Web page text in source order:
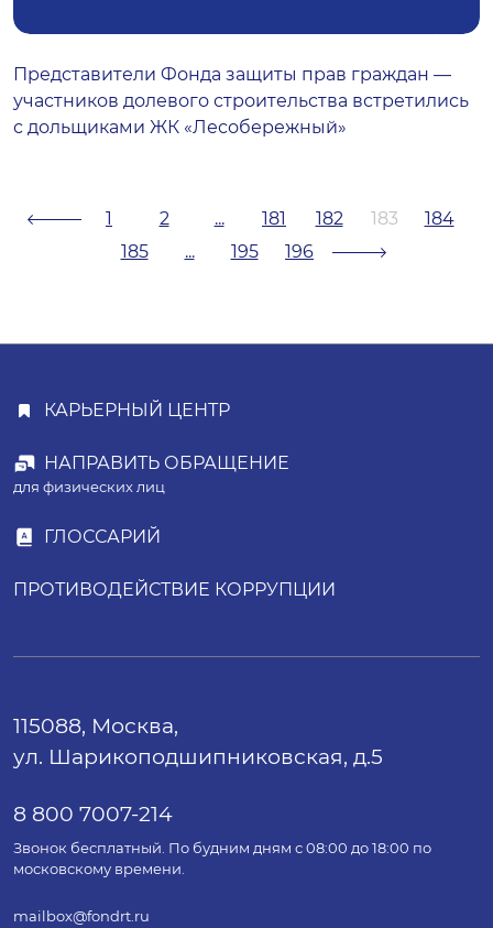
Представители Фонда защиты прав граждан —
участников долевого строительства встретились
с дольщиками ЖК «Лесобережный»
1 2 ... 181 182 183
184
185
... 195 196
КАРЬЕРНЫЙ ЦЕНТР
НАПРАВИТЬ ОБРАЩЕНИЕ
для физических лиц
ГЛОССАРИЙ
ПРОТИВОДЕЙСТВИЕ КОРРУПЦИИ
115088, Москва,
ул. Шарикоподшипниковская, д.5
8 800 7007-214
Звонок бесплатный. По будним дням с 08:00 до 18:00 по
московскому времени.
mailbox@fondrt.ru